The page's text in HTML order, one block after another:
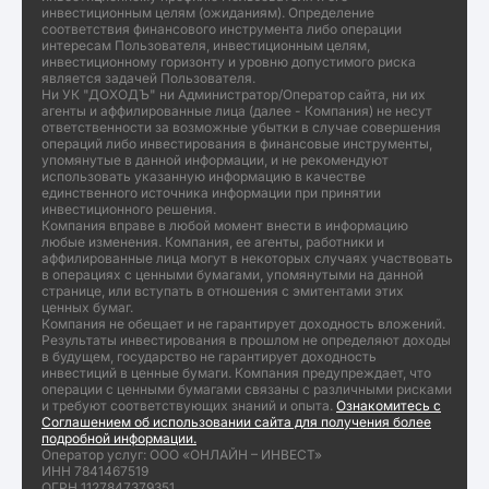
инвестиционным целям (ожиданиям). Определение
соответствия финансового инструмента либо операции
интересам Пользователя, инвестиционным целям,
инвестиционному горизонту и уровню допустимого риска
является задачей Пользователя.
Ни УК "ДОХОДЪ" ни Администратор/Оператор сайта, ни их
агенты и аффилированные лица (далее - Компания) не несут
ответственности за возможные убытки в случае совершения
операций либо инвестирования в финансовые инструменты,
упомянутые в данной информации, и не рекомендуют
использовать указанную информацию в качестве
единственного источника информации при принятии
инвестиционного решения.
Компания вправе в любой момент внести в информацию
любые изменения. Компания, ее агенты, работники и
аффилированные лица могут в некоторых случаях участвовать
в операциях с ценными бумагами, упомянутыми на данной
странице, или вступать в отношения с эмитентами этих
ценных бумаг.
Компания не обещает и не гарантирует доходность вложений.
Результаты инвестирования в прошлом не определяют доходы
в будущем, государство не гарантирует доходность
инвестиций в ценные бумаги. Компания предупреждает, что
операции с ценными бумагами связаны с различными рисками
и требуют соответствующих знаний и опыта. Ознакомитесь с
Соглашением об использовании сайта для получения более
подробной информации.
Оператор услуг: ООО «ОНЛАЙН – ИНВЕСТ»
ИНН 7841467519